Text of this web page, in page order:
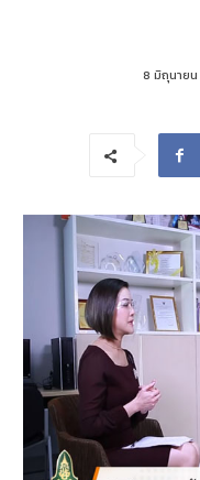
8 มิถุนาย